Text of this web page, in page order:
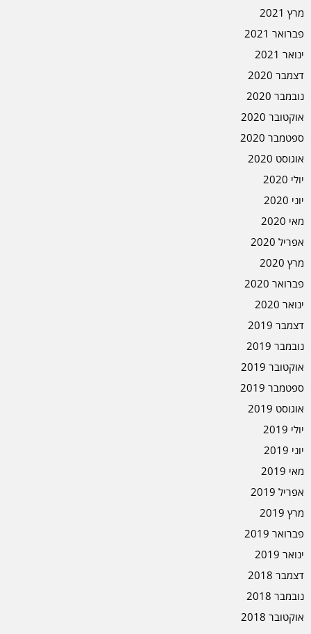
מרץ 2021
פברואר 2021
ינואר 2021
דצמבר 2020
נובמבר 2020
אוקטובר 2020
ספטמבר 2020
אוגוסט 2020
יולי 2020
יוני 2020
מאי 2020
אפריל 2020
מרץ 2020
פברואר 2020
ינואר 2020
דצמבר 2019
נובמבר 2019
אוקטובר 2019
ספטמבר 2019
אוגוסט 2019
יולי 2019
יוני 2019
מאי 2019
אפריל 2019
מרץ 2019
פברואר 2019
ינואר 2019
דצמבר 2018
נובמבר 2018
אוקטובר 2018